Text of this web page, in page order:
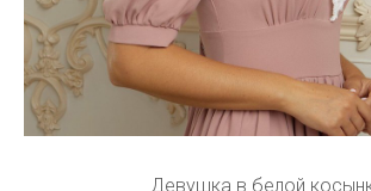
Девушка в белой